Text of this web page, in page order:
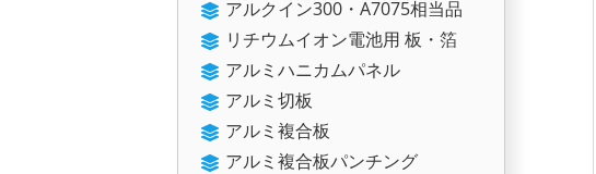
アルクイン300・A7075相当品
リチウムイオン電池用 板・箔
アルミハニカムパネル
アルミ切板
アルミ複合板
アルミ複合板パンチング